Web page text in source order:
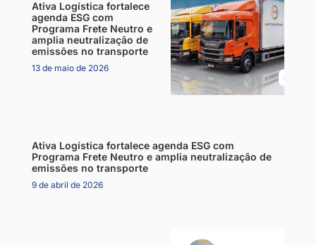
Ativa Logística fortalece
agenda ESG com
Programa Frete Neutro e
amplia neutralização de
emissões no transporte
13 de maio de 2026
Ativa Logística fortalece agenda ESG com
Programa Frete Neutro e amplia neutralização de
emissões no transporte
9 de abril de 2026